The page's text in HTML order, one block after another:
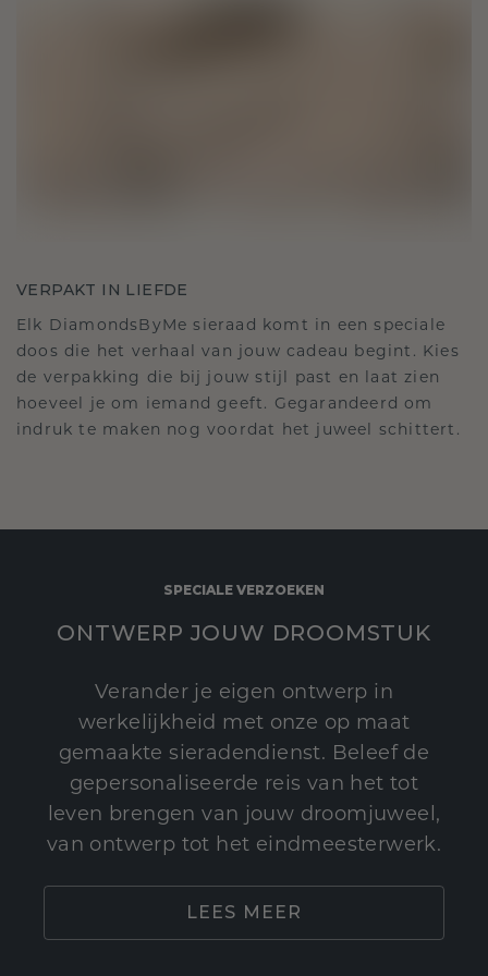
VERPAKT IN LIEFDE
Elk DiamondsByMe sieraad komt in een speciale
doos die het verhaal van jouw cadeau begint. Kies
de verpakking die bij jouw stijl past en laat zien
hoeveel je om iemand geeft. Gegarandeerd om
indruk te maken nog voordat het juweel schittert.
SPECIALE VERZOEKEN
ONTWERP JOUW DROOMSTUK
Verander je eigen ontwerp in
werkelijkheid met onze op maat
gemaakte sieradendienst. Beleef de
gepersonaliseerde reis van het tot
leven brengen van jouw droomjuweel,
van ontwerp tot het eindmeesterwerk.
LEES MEER